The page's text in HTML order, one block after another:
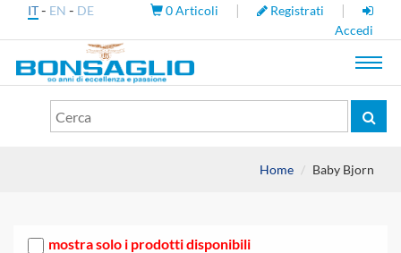
IT- EN - DE 0Articoli | Registrati |
Accedi
Home Baby Bjorn
mostra solo i prodotti disponibili